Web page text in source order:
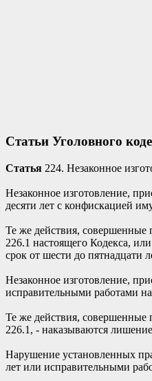
Статьи Уголовного
Статья 224. Незаконное
Незаконное изготовление,
десяти лет с конфискацией
Те же действия, совершенные
226.1 настоящего Кодекса,
срок от шести до пятнадцати
Незаконное изготовление,
исправительными работами на
Те же действия, совершенные
226.1, - наказываются
Нарушение установленных
лет или исправительными